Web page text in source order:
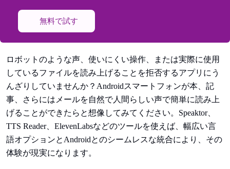
無料で試す
ロボットのような声、使いにくい操作、または実際に使用
しているファイルを読み上げることを拒否するアプリにう
んざりしていませんか？Androidスマートフォンが本、記
事、さらにはメールを自然で人間らしい声で簡単に読み上
げることができたらと想像してみてください。Speaktor、
TTS Reader、ElevenLabsなどのツールを使えば、幅広い言
語オプションとAndroidとのシームレスな統合により、その
体験が現実になります。